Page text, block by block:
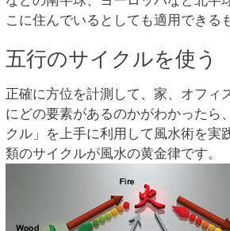
こに住んでいるとしても適用できる
五行のサイクルを使う
正確に方位を計測して、家、オフィ
にどの要素があるのかがわかったら
クル」を上手に利用して風水術を実
類のサイクルが風水の黄金律です。